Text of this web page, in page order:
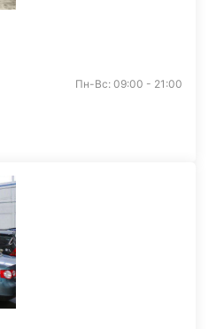
Пн-Вс: 09:00 - 21:00